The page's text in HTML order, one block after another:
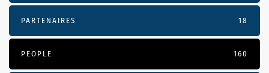
PARTENAIRES 18
PEOPLE 160